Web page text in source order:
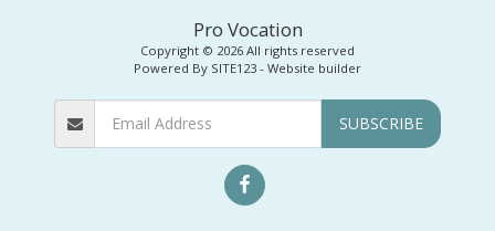
Pro Vocation
Copyright © 2026 All rights reserved
Powered By SITE123 - Website builder
SUBSCRIBE